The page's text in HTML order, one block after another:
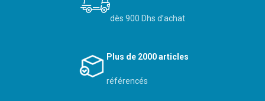
dès 900 Dhs d’achat
Plus de 2000 articles
référencés